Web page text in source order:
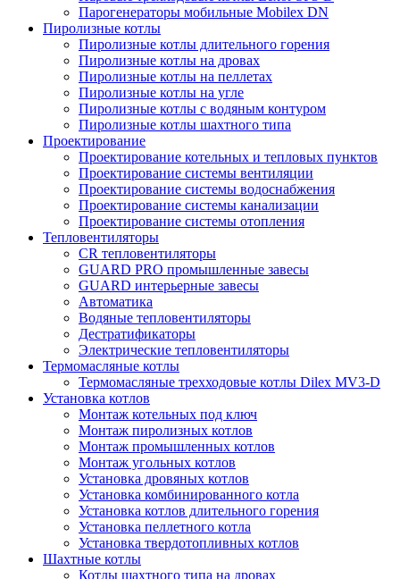
Парогенераторы мобильные Mobilex DN
Пиролизные котлы
Пиролизные котлы длительного горения
Пиролизные котлы на дровах
Пиролизные котлы на пеллетах
Пиролизные котлы на угле
Пиролизные котлы с водяным контуром
Пиролизные котлы шахтного типа
Проектирование
Проектирование котельных и тепловых пунктов
Проектирование системы вентиляции
Проектирование системы водоснабжения
Проектирование системы канализации
Проектирование системы отопления
Тепловентиляторы
CR тепловентиляторы
GUARD PRO промышленные завесы
GUARD интерьерные завесы
Автоматика
Водяные тепловентиляторы
Дестратификаторы
Электрические тепловентиляторы
Термомасляные котлы
Термомасляные трехходовые котлы Dilex MV3-D
Установка котлов
Монтаж котельных под ключ
Монтаж пиролизных котлов
Монтаж промышленных котлов
Монтаж угольных котлов
Установка дровяных котлов
Установка комбинированного котла
Установка котлов длительного горения
Установка пеллетного котла
Установка твердотопливных котлов
Шахтные котлы
Котлы шахтного типа на дровах